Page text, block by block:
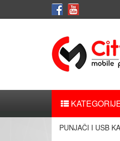
PUNJAČI I USB